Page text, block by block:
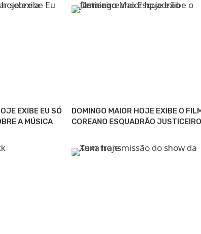
EXIBE EU SÓ
A MÚSICA
DOMINGO MAIOR HOJE EXIBE O
COREANO ESQUADRÃO JUSTICEIRO